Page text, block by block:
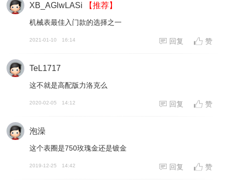
XB_AGlwLASi 【推荐】
机械表最佳入门款的选择之一
2021-01-10 16:14 回复 赞
TeL1717
这不就是高配版力洛克么
2020-02-05 14:12 回复 赞
泡澡
这个表圈是750玫瑰金还是镀金
2019-12-25 14:42 回复 赞